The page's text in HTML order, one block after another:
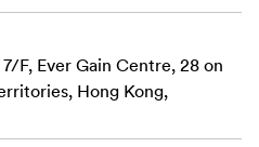
och är även bakåtkompatibel
C™ Dual-Slot Reader är
så att du vet när
F, Ever Gain Centre, 28 on
Hong Kong,